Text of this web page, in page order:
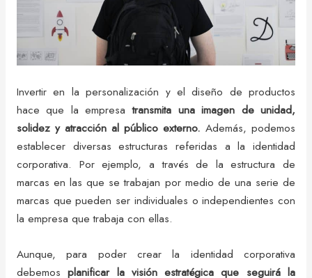
Invertir en la personalización y el diseño de productos
hace que la empresatransmita una imagen de unidad,
solidez y atracción al público externo. Además, podemos
establecer diversas estructuras referidas a la identidad
corporativa. Por ejemplo, a través de la estructura de
marcas en las que se trabajan por medio de una serie de
marcas que pueden ser individuales o independientes con
la empresa que trabaja con ellas.
Aunque, para poder crear la identidad corporativa
debemosplanificar la visión estratégica que seguirá la